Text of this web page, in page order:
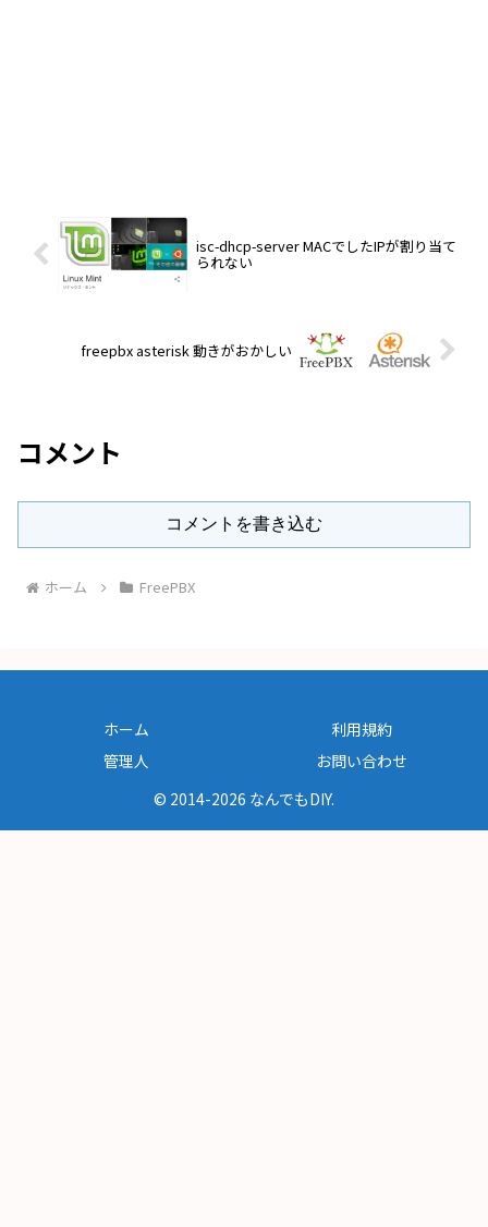
isc-dhcp-server MACでしたIPが割り当て
られない
freepbx asterisk 動きがおかしい
コメント
コメントを書き込む
ホーム FreePBX
ホーム
利用規約
管理人
お問い合わせ
© 2014-2026 なんでもDIY.